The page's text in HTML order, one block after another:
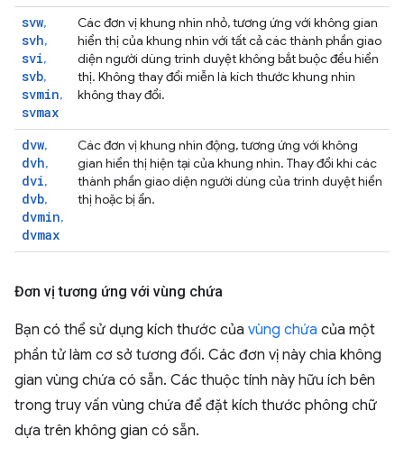
svw,
svh,
svi,
svb,
svmin,
svmax
Các đơn vị khung nhìn nhỏ, tương ứng với không gian
hiển thị của khung nhìn với tất cả các thành phần giao
diện người dùng trình duyệt không bắt buộc đều hiển
thị. Không thay đổi miễn là kích thước khung nhìn
không thay đổi.
dvw,
dvh,
dvi,
dvb,
dvmin,
dvmax
Các đơn vị khung nhìn động, tương ứng với không
gian hiển thị hiện tại của khung nhìn. Thay đổi khi các
thành phần giao diện người dùng của trình duyệt hiển
thị hoặc bị ẩn.
Đơn vị tương ứng với vùng chứa
Bạn có thể sử dụng kích thước của vùng chứa của một
phần tử làm cơ sở tương đối. Các đơn vị này chia không
gian vùng chứa có sẵn. Các thuộc tính này hữu ích bên
trong truy vấn vùng chứa để đặt kích thước phông chữ
dựa trên không gian có sẵn.